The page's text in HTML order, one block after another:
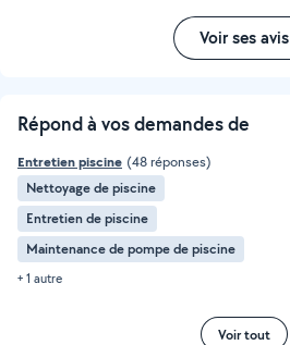
Voir ses avis
Répond à vos demandes de
Entretien piscine (48 réponses)
Nettoyage de piscine
Entretien de piscine
Maintenance de pompe de piscine
+ 1 autre
Voir tout